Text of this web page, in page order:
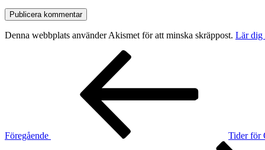
Denna webbplats använder Akismet för att minska skräppost. Lär dig
Inläggsnavigering
Föregående
Tider för